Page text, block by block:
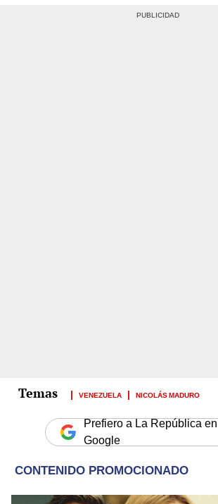
VENEZUELA NICOLÁS MADURO
Prefiero a La República en
Google